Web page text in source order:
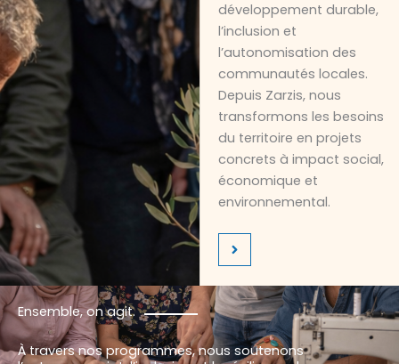
Ensemble, on agit.
À travers nos programmes, nous soutenons
développement durable,
l’inclusion et
l’autonomisation des
communautés locales.
Depuis Zarzis, nous
transformons les besoins
du territoire en projets
concrets à impact social,
économique et
environnemental.